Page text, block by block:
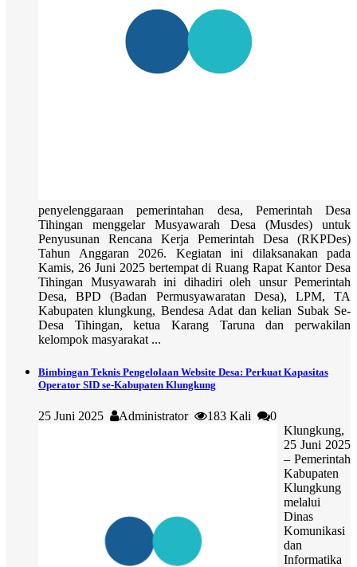
penyelenggaraan pemerintahan desa, Pemerintah Desa
Tihingan menggelar Musyawarah Desa (Musdes) untuk
Penyusunan Rencana Kerja Pemerintah Desa (RKPDes)
Tahun Anggaran 2026. Kegiatan ini dilaksanakan pada
Kamis, 26 Juni 2025 bertempat di Ruang Rapat Kantor Desa
Tihingan Musyawarah ini dihadiri oleh unsur Pemerintah
Desa, BPD (Badan Permusyawaratan Desa), LPM, TA
Kabupaten klungkung, Bendesa Adat dan kelian Subak Se-
Desa Tihingan, ketua Karang Taruna dan perwakilan
kelompok masyarakat ...
Bimbingan Teknis Pengelolaan Website Desa: Perkuat Kapasitas
Operator SID se-Kabupaten Klungkung
25 Juni 2025 Administrator 183 Kali
0
Klungkung,
25 Juni 2025
– Pemerintah
Kabupaten
Klungkung
melalui
Dinas
Komunikasi
dan
Informatika